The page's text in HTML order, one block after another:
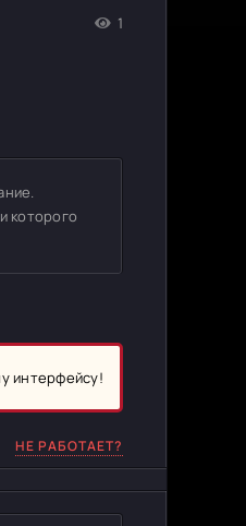
1
которого
интерфейсу!
НЕ РАБОТАЕТ?